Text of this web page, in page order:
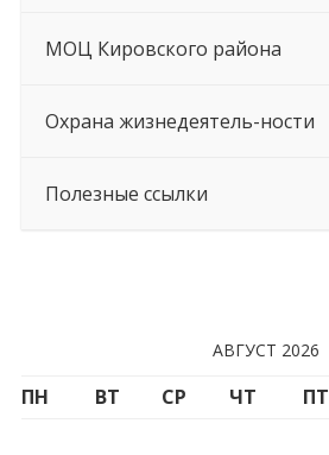
МОЦ Кировского района
Охрана жизнедеятель-ности
Полезные ссылки
АВГУСТ 2026
ПН ВТ СР ЧТ ПТ